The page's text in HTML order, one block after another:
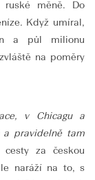
měně. Do
Když umíral,
a půl milionu
na poměry
v Chicagu a
a pravidelně tam
za českou
naráží na to, s